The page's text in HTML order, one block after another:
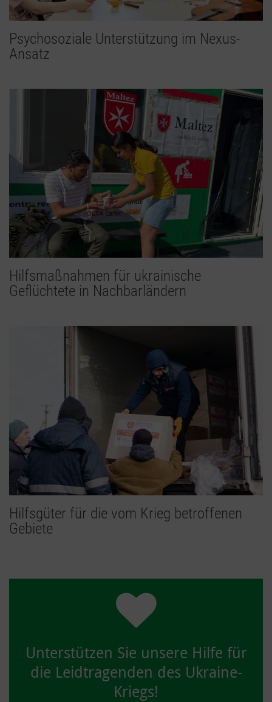
Psychosoziale Unterstützung im Nexus-
Ansatz
Hilfsmaßnahmen für ukrainische
Geflüchtete in Nachbarländern
Hilfsgüter für die vom Krieg betroffenen
Gebiete
Unterstützen Sie unsere Hilfe für
die Leidtragenden des Ukraine-
Kriegs!